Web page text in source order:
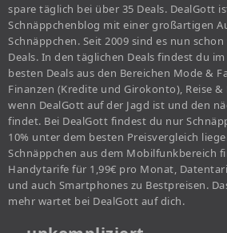
spare täglich bei über 35 Deals. DealGott
Schnäppchenblog mit einer großartigen
Schnäppchen. Seit 2009 sind es nun
Deals. In den täglichen Deals findest du
besten Deals aus den Bereichen Mode &
Finanzen (Kredite und Girokonto), Reise
wenn DealGott auf der Jagd ist und den
findet. Bei DealGott findest du nur
10% unter dem besten Preisvergleich
Schnäppchen aus dem Mobilfunkbereich
Handytarife für 1,99€ pro Monat,
und auch Smartphones zu Bestpreisen.
mehr wartet bei DealGott auf dich.